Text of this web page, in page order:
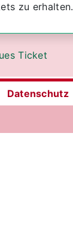
zu erhalten.
Ticket
Datenschutz